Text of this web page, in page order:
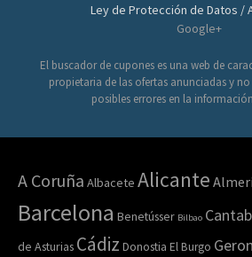
Ley de Protección de Datos /
Google+
El buscador de cupones es una web de
propietaria de las ofertas anunciadas y
posibles errores en la
A Coruña Albacete Alicante
Barcelona Benetússer Bilbao
de Asturias Cádiz Donostia El Burgo